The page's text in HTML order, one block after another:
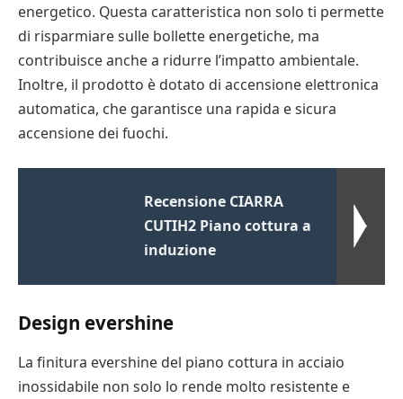
energetico. Questa caratteristica non solo ti permette
di risparmiare sulle bollette energetiche, ma
contribuisce anche a ridurre l’impatto ambientale.
Inoltre, il prodotto è dotato di accensione elettronica
automatica, che garantisce una rapida e sicura
accensione dei fuochi.
Recensione CIARRA
CUTIH2 Piano cottura a
induzione
Design evershine
La finitura evershine del piano cottura in acciaio
inossidabile non solo lo rende molto resistente e